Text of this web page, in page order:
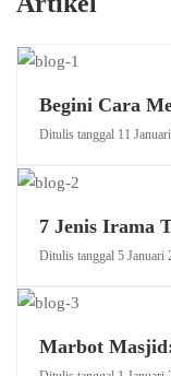
Begini Cara
Ditulis tanggal 11
7 Jenis Irama
Ditulis tanggal 5 Januari
Marbot